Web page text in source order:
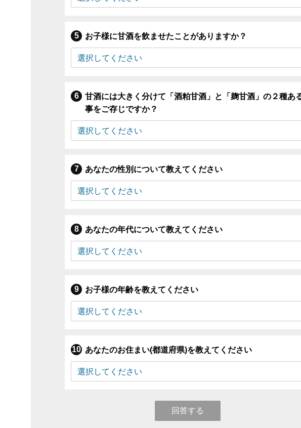
お子様に甘酒を飲ませたことがありますか？
甘酒には大きく分けて「酒粕甘酒」と「麹甘酒」の２種あ
事をご存じですか？
あなたの性別について教えてください
あなたの年代について教えてください
お子様の年齢を教えてください
あなたのお住まい(都道府県)を教えてください
回答する